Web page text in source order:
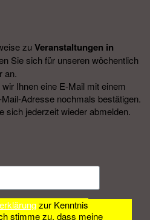
zu Veranstal­tungen in
Sie sich für unseren wöchentlich
an.
Ihnen eine E-Mail mit einem
Adresse nochmals bestätigen.
sich jederzeit wieder abmelden.​
zur Kenntnis
stimme zu, dass meine